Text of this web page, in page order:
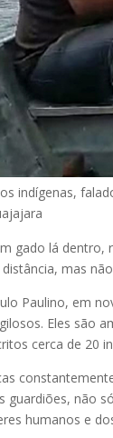
indígenas,
gado lá
mas
Paulino, em
Eles são
cerca de 20
não
humanos e